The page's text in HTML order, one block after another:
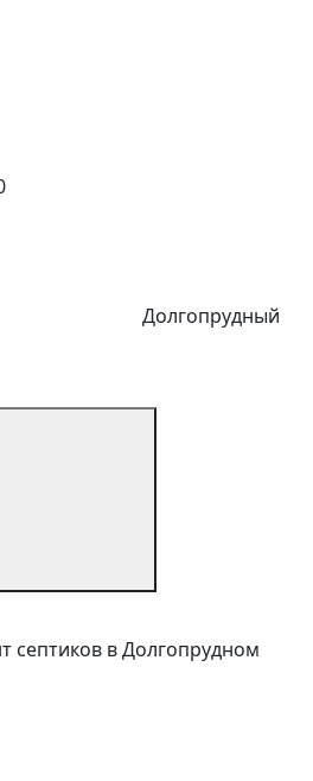
Долгопрудный
септиков в Долгопрудном